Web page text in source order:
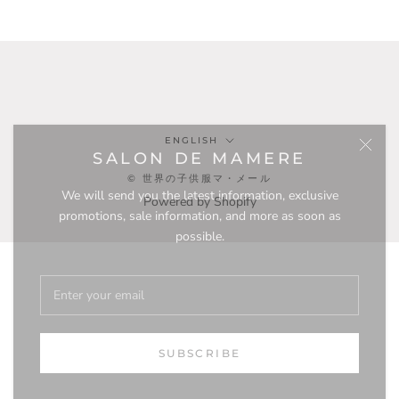
SALON DE MAMERE
We will send you the latest information, exclusive
promotions, sale information, and more as soon as
possible.
SUBSCRIBE
Language
ENGLISH
© 世界の子供服マ・メール
Powered by Shopify